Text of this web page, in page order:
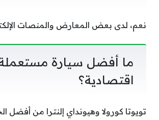
نعم، لدى بعض المعارض والمنصات
ما أفضل سيارة
اقتصادية؟
تويوتا كورولا وهيونداي إلنترا من أفضل